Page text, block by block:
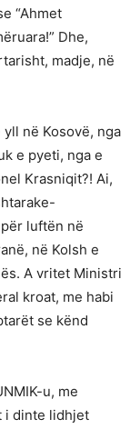
“Ahmet
Dhe,
madje, në
në Kosovë, nga
e pyeti, nga e
Krasniqit?! Ai,
luftën në
në Kolsh e
A vritet Ministri
kroat, me habi
se kënd
u, me
i dinte lidhjet